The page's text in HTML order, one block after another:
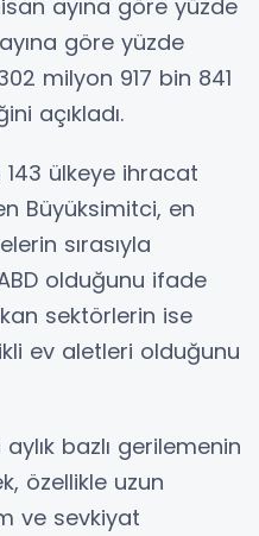
ayına göre yüzde
göre yüzde
milyon 917 bin 841
açıkladı.
143 ülkeye ihracat
Büyüksimitci, en
sırasıyla
olduğunu ifade
sektörlerin ise
ev aletleri olduğunu
bazlı gerilemenin
özellikle uzun
ve sevkiyat